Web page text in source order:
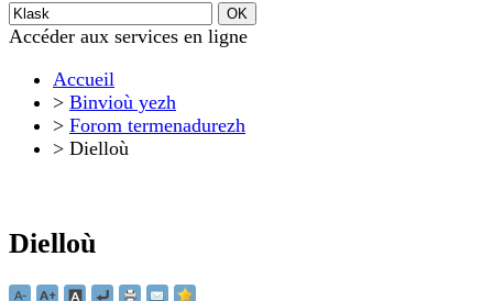
Accéder aux services en ligne
Accueil
> Binvioù yezh
> Forom termenadurezh
> Dielloù
Dielloù